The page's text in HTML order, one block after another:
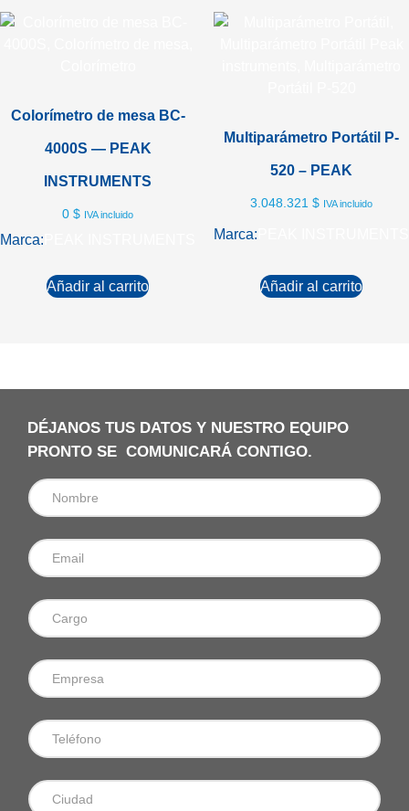
Colorímetro de mesa BC-
4000S — PEAK
INSTRUMENTS
0 $ IVA incluido
Marca:
Añadir al carrito
Multiparámetro Portátil P-
520 – PEAK
3.048.321 $ IVA incluido
Marca:
Añadir al carrito
DÉJANOS TUS DATOS Y NUESTRO EQUIPO
PRONTO SE COMUNICARÁ CONTIGO.